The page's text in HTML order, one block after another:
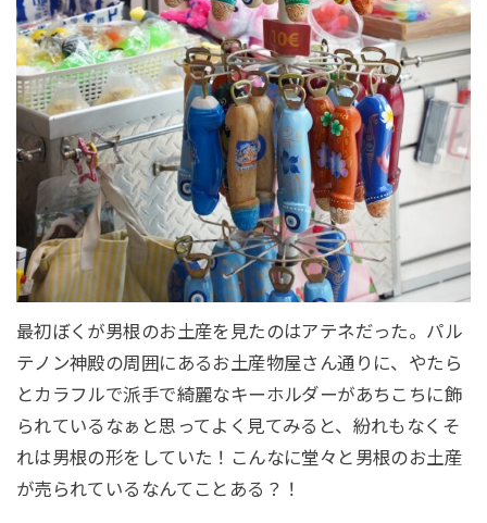
最初ぼくが男根のお土産を見たのはアテネだった。パル
テノン神殿の周囲にあるお土産物屋さん通りに、やたら
とカラフルで派手で綺麗なキーホルダーがあちこちに飾
られているなぁと思ってよく見てみると、紛れもなくそ
れは男根の形をしていた！こんなに堂々と男根のお土産
が売られているなんてことある？！